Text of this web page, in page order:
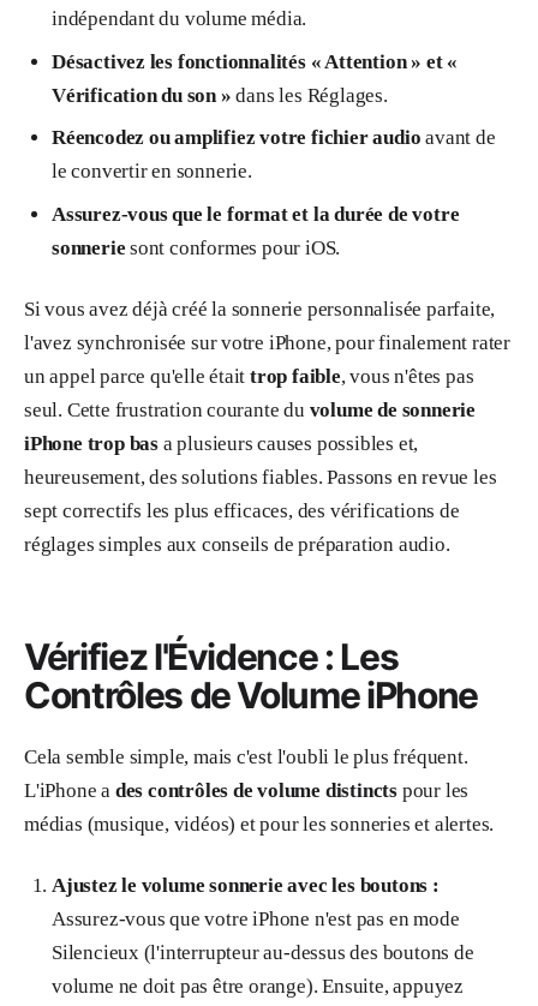
indépendant du volume média.
Désactivez les fonctionnalités « Attention » et «
Vérification du son » dans les Réglages.
Réencodez ou amplifiez votre fichier audio avant de
le convertir en sonnerie.
Assurez-vous que le format et la durée de votre
sonnerie sont conformes pour iOS.
Si vous avez déjà créé la sonnerie personnalisée parfaite,
l'avez synchronisée sur votre iPhone, pour finalement rater
un appel parce qu'elle étaittrop faible, vous n'êtes pas
seul. Cette frustration courante du volume de sonnerie
iPhone trop basa plusieurs causes possibles et,
heureusement, des solutions fiables. Passons en revue les
sept correctifs les plus efficaces, des vérifications de
réglages simples aux conseils de préparation audio.
Vérifiez l'Évidence : Les
Contrôles de Volume iPhone
Cela semble simple, mais c'est l'oubli le plus fréquent.
L'iPhone a des contrôles de volume distincts pour les
médias (musique, vidéos) et pour les sonneries et alertes.
Ajustez le volume sonnerie avec les boutons :
Assurez-vous que votre iPhone n'est pas en mode
Silencieux (l'interrupteur au-dessus des boutons de
volume ne doit pas être orange). Ensuite, appuyez